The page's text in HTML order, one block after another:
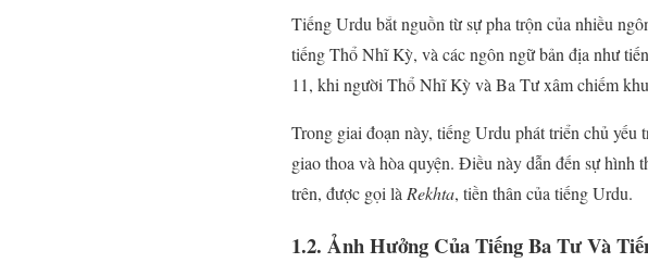
Tiếng Urdu bắt nguồn từ sự pha trộn của nhiều
tiếng Thổ Nhĩ Kỳ, và các ngôn ngữ bản địa như
11, khi người Thổ Nhĩ Kỳ và Ba Tư xâm chiếm
Trong giai đoạn này, tiếng Urdu phát triển chủ yếu
giao thoa và hòa quyện. Điều này dẫn đến sự hình
trên, được gọi là Rekhta, tiền thân của tiếng Urdu.
1.2. Ảnh Hưởng Của Tiếng Ba Tư Và